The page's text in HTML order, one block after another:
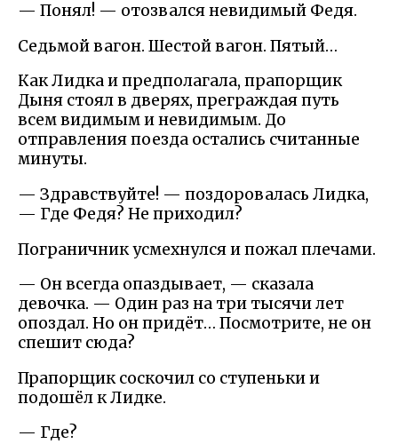
— Понял! — отозвался невидимый Федя.
Седьмой вагон. Шестой вагон. Пятый…
Как Лидка и предполагала, прапорщик
Дыня стоял в дверях, преграждая путь
всем видимым и невидимым. До
отправления поезда остались считанные
минуты.
— Здравствуйте! — поздоровалась Лидка,
— Где Федя? Не приходил?
Пограничник усмехнулся и пожал плечами.
— Он всегда опаздывает, — сказала
девочка. — Один раз на три тысячи лет
опоздал. Но он придёт… Посмотрите, не он
спешит сюда?
Прапорщик соскочил со ступеньки и
подошёл к Лидке.
— Где?